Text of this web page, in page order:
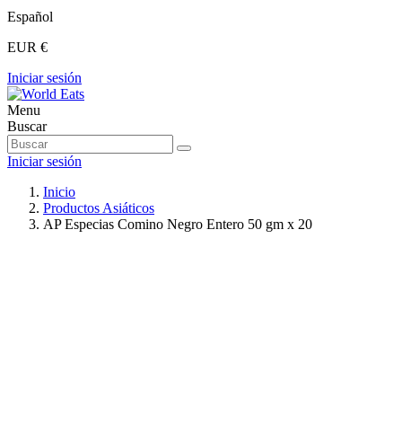
Español
EUR €
Iniciar sesión
Menu
Buscar
Iniciar sesión
Inicio
Productos Asiáticos
AP Especias Comino Negro Entero 50 gm x 20